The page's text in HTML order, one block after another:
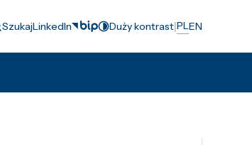
SzukajLinkedIn Duży kontrast|PLEN